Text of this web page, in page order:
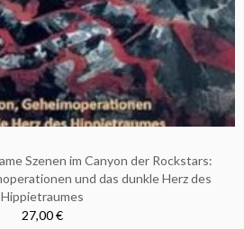
Szenen im Canyon der Rockstars:
und das dunkle Herz des
Hippietraumes
27,00 €